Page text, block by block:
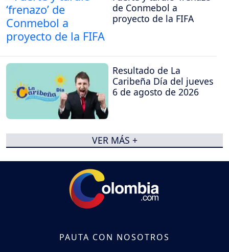
de Conmebol a
proyecto de la FIFA
Resultado de La
Caribeña Día del jueves
6 de agosto de 2026
VER MÁS +
PAUTA CON NOSOTROS